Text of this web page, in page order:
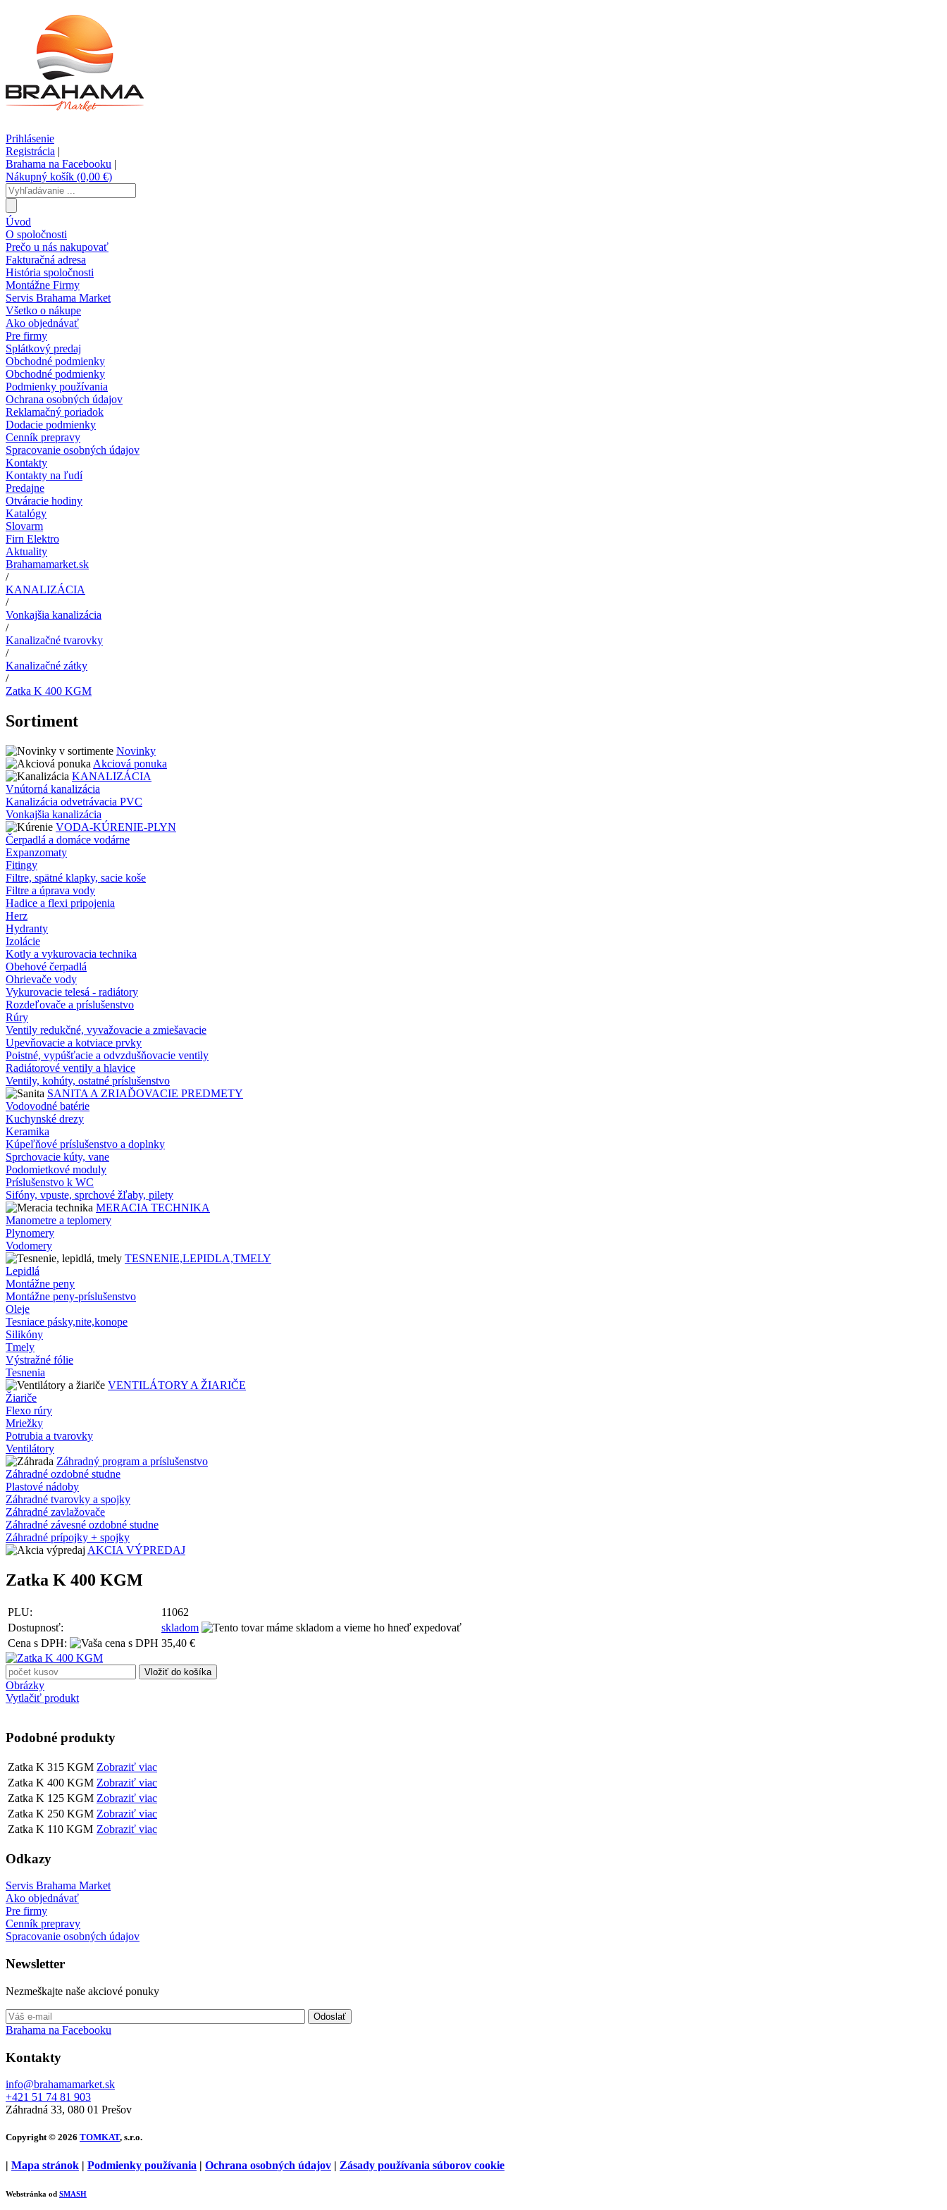
Prihlásenie
Registrácia |
Brahama na Facebooku |
Nákupný košík (0,00 €)
Úvod
O spoločnosti
Prečo u nás nakupovať
Fakturačná adresa
História spoločnosti
Montážne Firmy
Servis Brahama Market
Všetko o nákupe
Ako objednávať
Pre firmy
Splátkový predaj
Obchodné podmienky
Obchodné podmienky
Podmienky používania
Ochrana osobných údajov
Reklamačný poriadok
Dodacie podmienky
Cenník prepravy
Spracovanie osobných údajov
Kontakty
Kontakty na ľudí
Predajne
Otváracie hodiny
Katalógy
Slovarm
Firn Elektro
Aktuality
Brahamamarket.sk
/
KANALIZÁCIA
/
Vonkajšia kanalizácia
/
Kanalizačné tvarovky
/
Kanalizačné zátky
/
Zatka K 400 KGM
Sortiment
Novinky
Akciová ponuka
KANALIZÁCIA
Vnútorná kanalizácia
Kanalizácia odvetrávacia PVC
Vonkajšia kanalizácia
VODA-KÚRENIE-PLYN
Čerpadlá a domáce vodárne
Expanzomaty
Fitingy
Filtre, spätné klapky, sacie koše
Filtre a úprava vody
Hadice a flexi pripojenia
Herz
Hydranty
Izolácie
Kotly a vykurovacia technika
Obehové čerpadlá
Ohrievače vody
Vykurovacie telesá - radiátory
Rozdeľovače a príslušenstvo
Rúry
Ventily redukčné, vyvažovacie a zmiešavacie
Upevňovacie a kotviace prvky
Poistné, vypúšťacie a odvzdušňovacie ventily
Radiátorové ventily a hlavice
Ventily, kohúty, ostatné príslušenstvo
SANITA A ZRIAĎOVACIE PREDMETY
Vodovodné batérie
Kuchynské drezy
Keramika
Kúpeľňové príslušenstvo a doplnky
Sprchovacie kúty, vane
Podomietkové moduly
Príslušenstvo k WC
Sifóny, vpuste, sprchové žľaby, pilety
MERACIA TECHNIKA
Manometre a teplomery
Plynomery
Vodomery
TESNENIE,LEPIDLA,TMELY
Lepidlá
Montážne peny
Montážne peny-príslušenstvo
Oleje
Tesniace pásky,nite,konope
Silikóny
Tmely
Výstražné fólie
Tesnenia
VENTILÁTORY A ŽIARIČE
Žiariče
Flexo rúry
Mriežky
Potrubia a tvarovky
Ventilátory
Záhradný program a príslušenstvo
Záhradné ozdobné studne
Plastové nádoby
Záhradné tvarovky a spojky
Záhradné zavlažovače
Záhradné závesné ozdobné studne
Záhradné prípojky + spojky
AKCIA VÝPREDAJ
Zatka K 400 KGM
PLU:
11062
Dostupnosť:
skladom
Cena s DPH:
35,40 €
Obrázky
Vytlačiť produkt
Podobné produkty
Zatka K 315 KGM Zobraziť viac
Zatka K 400 KGM Zobraziť viac
Zatka K 125 KGM Zobraziť viac
Zatka K 250 KGM Zobraziť viac
Zatka K 110 KGM Zobraziť viac
Odkazy
Servis Brahama Market
Ako objednávať
Pre firmy
Cenník prepravy
Spracovanie osobných údajov
Newsletter
Nezmeškajte naše akciové ponuky
Brahama na Facebooku
Kontakty
info@brahamamarket.sk
+421 51 74 81 903
Záhradná 33, 080 01 Prešov
Copyright © 2026 TOMKAT, s.r.o.
| Mapa stránok | Podmienky používania | Ochrana osobných údajov | Zásady používania súborov cookie
Webstránka od SMASH